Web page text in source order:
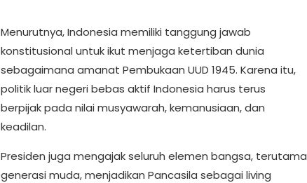
Menurutnya, Indonesia memiliki tanggung jawab
konstitusional untuk ikut menjaga ketertiban dunia
sebagaimana amanat Pembukaan UUD 1945. Karena itu,
politik luar negeri bebas aktif Indonesia harus terus
berpijak pada nilai musyawarah, kemanusiaan, dan
keadilan.
Presiden juga mengajak seluruh elemen bangsa, terutama
generasi muda, menjadikan Pancasila sebagai living